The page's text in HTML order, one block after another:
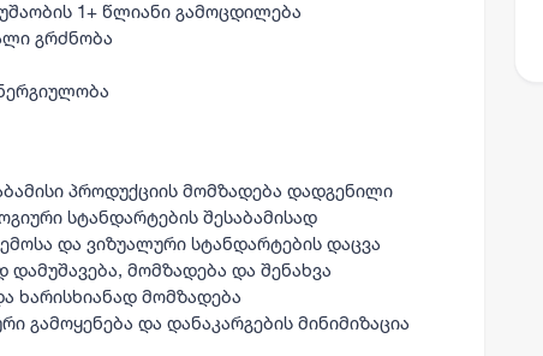
1+ წლიანი გამოცდილება
გრძნობა
პროდუქციის მომზადება დადგენილი
სტანდარტების შესაბამისად
და ვიზუალური სტანდარტების დაცვა
დამუშავება, მომზადება და შენახვა
ხარისხიანად მომზადება
გამოყენება და დანაკარგების მინიმიზაცია